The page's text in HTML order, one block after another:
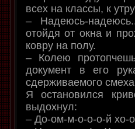
всех на классы, к
– Надеюсь-
отойдя от окна и
ковру на полу.
– Колею
документ в его
сдерживаемого
Я остановился
выдохнул:
– До-ом-м-о-о-о-й хо-